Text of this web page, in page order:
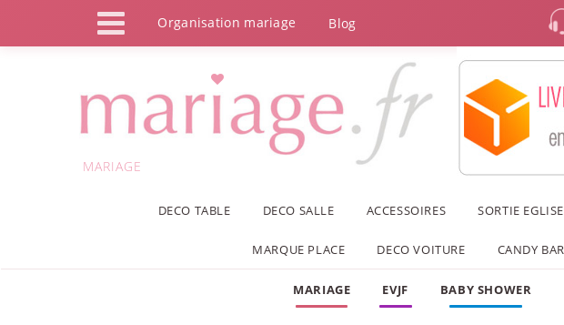
Organisation mariage Blog
MARIAGE
DECO TABLE DECO SALLE ACCESSOIRES SORTIE EGLISE
MARQUE PLACE DECO VOITURE CANDY BAR
MARIAGE EVJF BABY SHOWER
Panneau de gestion des cookies